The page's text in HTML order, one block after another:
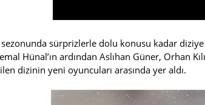
sürprizlerle dolu konusu kadar
Hünal’ın ardından Aslıhan Güner, Orhan
dizinin yeni oyuncuları arasında yer aldı.